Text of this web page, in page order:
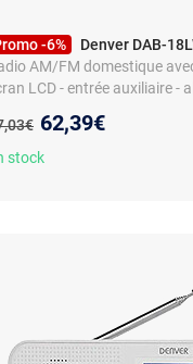
-6% Denver DAB-
AM/FM domestique
LCD - entrée auxiliaire -
prix :
Nouveau prix :
62,39€
stock